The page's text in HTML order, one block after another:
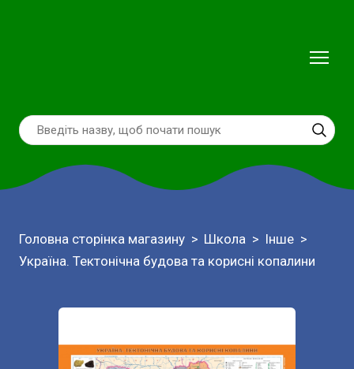
Головна сторінка магазину Школа
Інше
Україна. Тектонічна будова та корисні копалини